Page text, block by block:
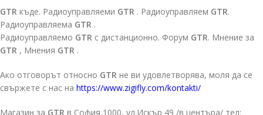
GTR къде. Радиоуправляеми GTR . Радиоуправляем GTR.
Радиоуправляема GTR .
Радиоуправляемо GTR с дистанционно. Форум GTR. Мнение за
GTR , Мнения GTR .
Ако отговорът относно GTR не ви удовлетворява, моля да се
свържете с нас на https://www.zigifly.com/kontakti/
Магазин за GTR в София 1000, ул.Искър 49 /в центъра/ тел: